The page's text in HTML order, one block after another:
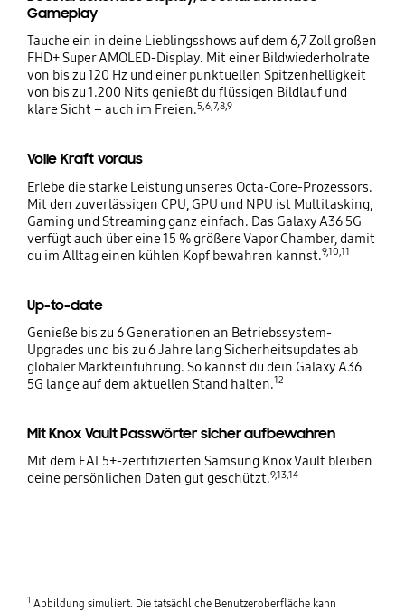
Gameplay
Tauche ein in deine Lieblingsshows auf dem 6,7 Zoll großen
FHD+ Super AMOLED-Display. Mit einer Bildwiederholrate
von bis zu 120 Hz und einer punktuellen Spitzenhelligkeit
von bis zu 1.200 Nits genießt du flüssigen Bildlauf und
klare Sicht – auch im Freien.5,6,7,8,9
Volle Kraft voraus
Erlebe die starke Leistung unseres Octa-Core-Prozessors.
Mit den zuverlässigen CPU, GPU und NPU ist Multitasking,
Gaming und Streaming ganz einfach. Das Galaxy A36 5G
verfügt auch über eine 15 % größere Vapor Chamber, damit
du im Alltag einen kühlen Kopf bewahren kannst.9,10,11
Up-to-date
Genieße bis zu 6 Generationen an Betriebssystem-
Upgrades und bis zu 6 Jahre lang Sicherheitsupdates ab
globaler Markteinführung. So kannst du dein Galaxy A36
5G lange auf dem aktuellen Stand halten.12
Mit Knox Vault Passwörter sicher aufbewahren
Mit dem EAL5+-zertifizierten Samsung Knox Vault bleiben
deine persönlichen Daten gut geschützt.9,13,14
1 Abbildung simuliert. Die tatsächliche Benutzeroberfläche kann